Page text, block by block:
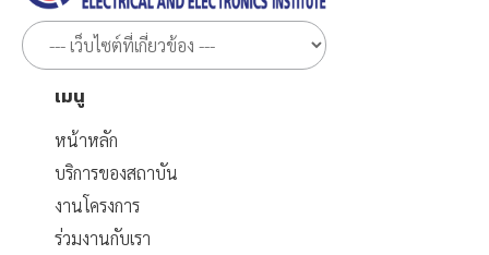
เมนู
หน้าหลัก
บริการของสถาบัน
งานโครงการ
ร่วมงานกับเรา